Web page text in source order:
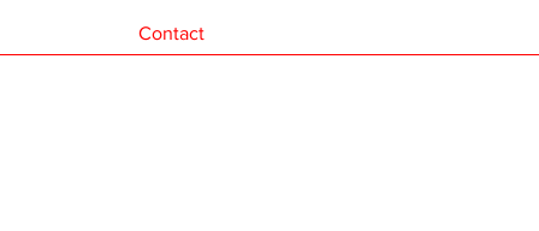
Contact